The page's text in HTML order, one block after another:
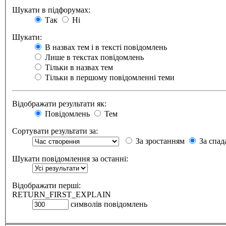
Шукати в підфорумах:
Так
Ні
Шукати:
В назвах тем і в тексті повідомлень
Лише в текстах повідомлень
Тільки в назвах тем
Тільки в першому повідомленні теми
Відображати результати як:
Повідомлень
Тем
Сортувати результати за:
За зростанням
За
Шукати повідомлення за останні:
Відображати перші:
RETURN_FIRST_EXPLAIN
символів повідомлень